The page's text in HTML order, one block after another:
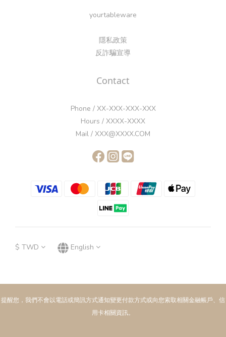
yourtableware
隱私政策
反詐騙宣導
Contact
Phone / XX-XXX-XXX-XXX
Hours / XXXX-XXXX
Mail / XXX@XXXX.COM
$ TWD English
提醒您，我們不會以電話或簡訊方式通知變更付款方式或向您索取相關金融帳戶、信
用卡相關資訊。